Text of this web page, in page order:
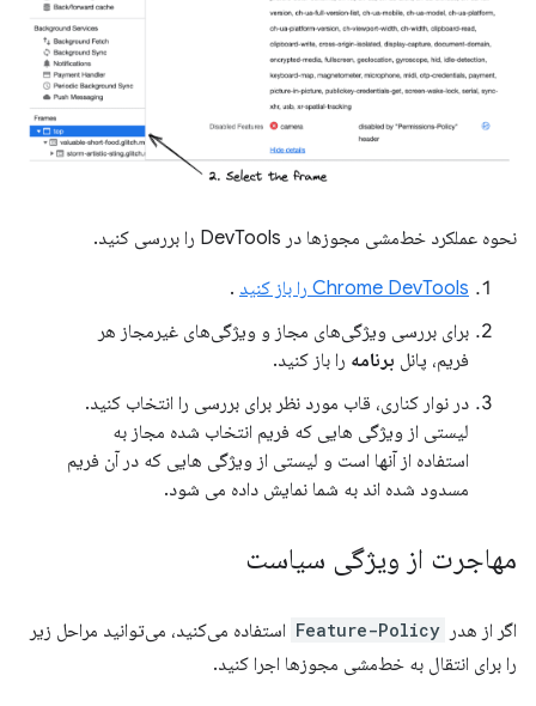
نحوه عملکرد خط‌مشی مجوزها در DevTools را بررسی کنید.
Chrome DevTools را باز کنید
.
برای بررسی ویژگی‌های مجاز و ویژگی‌های غیرمجاز هر
فریم، پانل برنامه را باز کنید.
در نوار کناری، قاب مورد نظر برای بررسی را انتخاب کنید.
لیستی از ویژگی هایی که فریم انتخاب شده مجاز به
استفاده از آنها است و لیستی از ویژگی هایی که در آن فریم
مسدود شده اند به شما نمایش داده می شود.
مهاجرت از ویژگی سیاست
اگر از هدر Feature-Policy استفاده می‌کنید، می‌توانید مراحل زیر
را برای انتقال به خط‌مشی مجوزها اجرا کنید.